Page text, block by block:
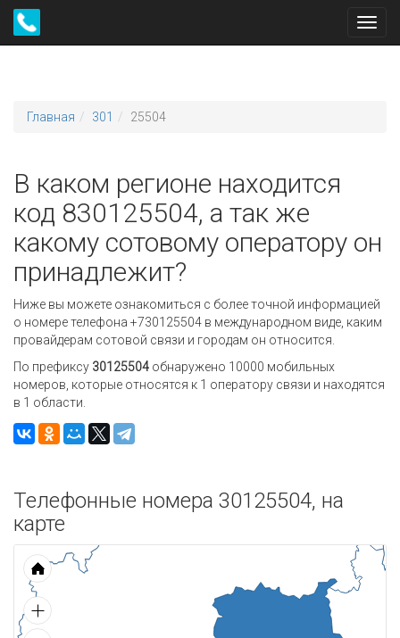
Главная 301 25504
В каком регионе находится
код 830125504, а так же
какому сотовому оператору он
принадлежит?
Ниже вы можете ознакомиться с более точной информацией
о номере телефона +730125504 в международном виде, каким
провайдерам сотовой связи и городам он относится.
По префиксу 30125504 обнаружено 10000 мобильных
номеров, которые относятся к 1 оператору связи и находятся
в 1 области.
Телефонные номера 30125504, на
карте